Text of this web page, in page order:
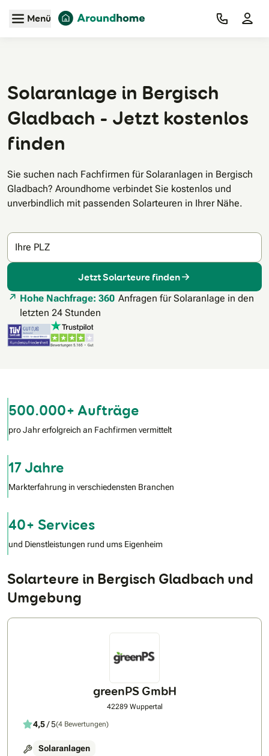
Zum Hauptinhalt
Menü
Solaranlage in Bergisch
Gladbach - Jetzt kostenlos
finden
Sie suchen nach Fachfirmen für Solaranlagen in Bergisch
Gladbach? Aroundhome verbindet Sie kostenlos und
unverbindlich mit passenden Solarteuren in Ihrer Nähe.
Ihre PLZ
Jetzt Solarteure finden
Hohe Nachfrage: 360 Anfragen für Solaranlage in den
letzten 24 Stunden
500.000+ Aufträge
pro Jahr erfolgreich an Fachfirmen vermittelt
17 Jahre
Markterfahrung in verschiedensten Branchen
40+ Services
und Dienstleistungen rund ums Eigenheim
Solarteure in Bergisch Gladbach und
Umgebung
greenPS GmbH
42289 Wuppertal
4,5/ 5(4 Bewertungen)
Solaranlagen